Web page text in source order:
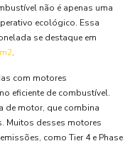
não é apenas uma
ecológico. Essa
se destaque em
.
com motores
eficiente de combustível.
de motor, que combina
Muitos desses motores
como Tier 4 e Phase